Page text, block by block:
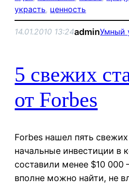
украсть, ценность
14.01.2010 13:24adminУмный
5 свежих
от Forbes
Forbes нашел пять свежих
начальные инвестиции в
составили менее $10 000
вполне можно найти, не